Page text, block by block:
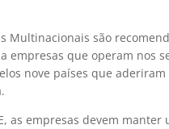
Multinacionais são
empresas que operam nos
nove países que
as empresas devem